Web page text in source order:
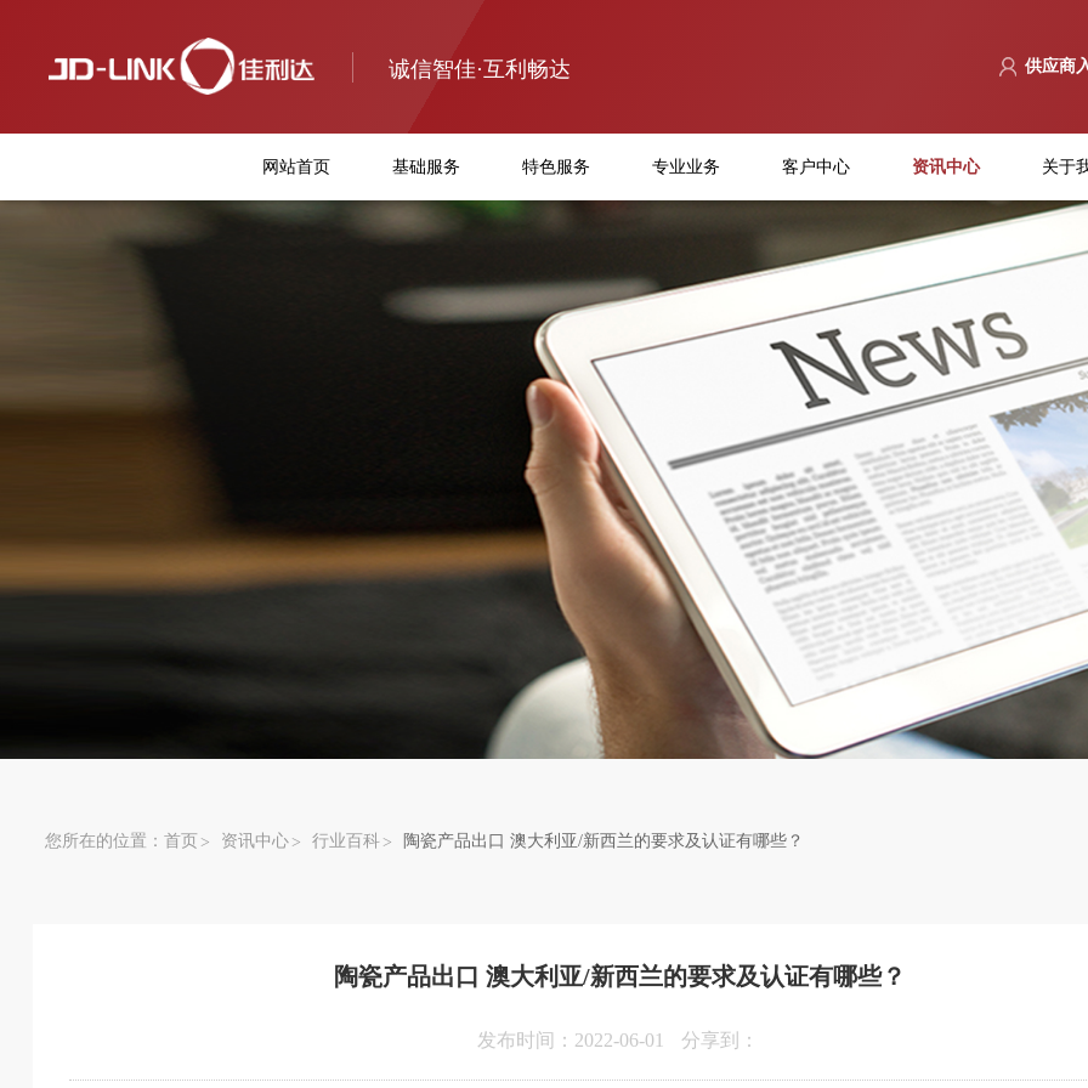
诚信智佳·互利畅达 供应商
网站首页 基础服务 特色服务 专业业务 客户中心 资讯中心 关于
您所在的位置： 首页 资讯中心 行业百科 陶瓷产品出口 澳大利亚/新西兰的要求及认证有哪些？
陶瓷产品出口 澳大利亚/新西兰的要求及认证有哪些？
发布时间：2022-06-01 分享到：